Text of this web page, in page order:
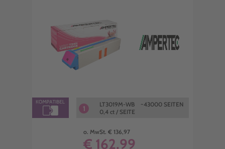
1
LT3019M-WB ~43000 SEITEN
0,4 ct / SEITE
o. MwSt. € 136,97
€ 162,99